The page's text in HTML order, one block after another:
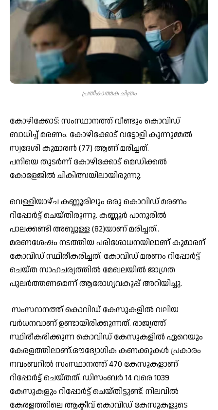
പ്രതീകാത്മക ചിത്രം
കോഴിക്കോട്: സംസ്ഥാനത്ത് വീണ്ടും കൊവിഡ്
ബാധിച്ച് മരണം. കോഴിക്കോട് വട്ടോളി കുന്നുമ്മൽ
സ്വദേശി കുമാരൻ (77) ആണ് മരിച്ചത്.
പനിയെ തുടർന്ന് കോഴിക്കോട് മെഡിക്കൽ
കോളേജിൽ ചികിത്സയിലായിരുന്നു.
വെള്ളിയാഴ്ച കണ്ണൂരിലും ഒരു കൊവിഡ് മരണം
റിപ്പോർട്ട് ചെയ്തിരുന്നു. കണ്ണൂർ പാനൂരിൽ
പാലക്കണ്ടി അബ്ദുള്ള (82)യാണ് മരിച്ചത്..
മരണശേഷം നടത്തിയ പരിശോധനയിലാണ് കുമാരന്
കോവി‍ഡ് സ്ഥിരീകരിച്ചത്. കോവിഡ് മരണം റിപ്പോർട്ട്
ചെയ്ത സാഹചര്യത്തിൽ മേഖലയിൽ ജാഗ്രത
പുലർത്തണമെന്ന് ആരോഗ്യവകുപ്പ് അറിയിച്ചു.
സംസ്ഥാനത്ത് കൊവിഡ് കേസുകളിൽ വലിയ
വർധനവാണ് ഉണ്ടായിരിക്കുന്നത്. രാജ്യത്ത്
സ്ഥിരീകരിക്കുന്ന കൊവിഡ് കേസുകളിൽ ഏറെയും
കേരളത്തിലാണ്.ഔദ്യോഗിക കണക്കുകള്‍ പ്രകാരം
നവംബറില്‍ സംസ്ഥാനത്ത് 470 കേസുകളാണ്
റിപ്പോർട്ട് ചെയ്തത്. ഡിസംബർ 14 വരെ 1039
കേസുകളും റിപ്പോർട്ട് ചെയ്തിട്ടുണ്ട്. നിലവില്‍
കേരളത്തിലെ ആക്ടീവ് കൊവിഡ് കേസുകളുടെ